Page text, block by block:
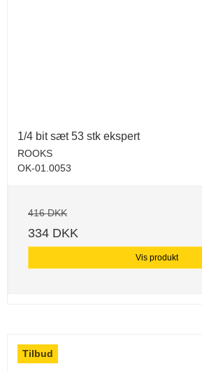
1/4 bit sæt 53 stk ekspert
ROOKS
OK-01.0053
416 DKK
334 DKK
Vis produkt
Tilbud